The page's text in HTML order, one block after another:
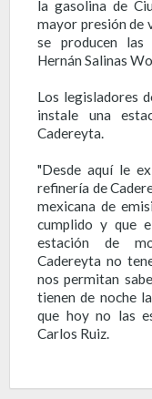
la gasolina de
mayor presión de
se producen las
Hernán Salinas
Los legisladores
instale una
Cadereyta.
"Desde aquí le
refinería de
mexicana de
cumplido y que
estación de
Cadereyta no
nos permitan
tienen de noche
que hoy no las
Carlos Ruiz.